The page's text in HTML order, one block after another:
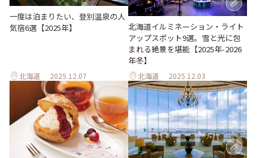
一度は泊まりたい、登別温泉の人
気宿6選【2025年】
北海道 2025.12.07
北海道イルミネーション・ライト
アップスポット9選。雪と光に包
まれる絶景を堪能【2025年-2026
年冬】
北海道 2025.12.03